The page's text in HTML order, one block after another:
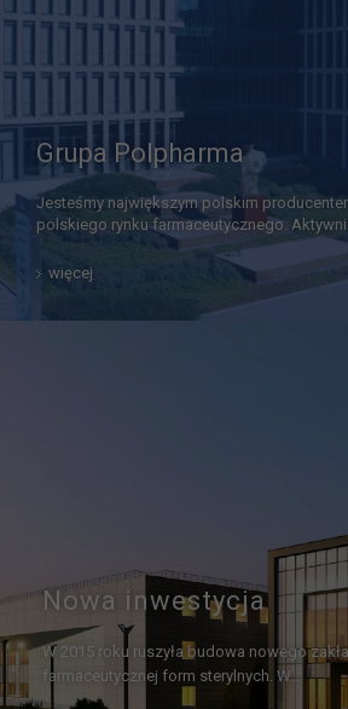
Grupa Polpharma
Jesteśmy największym polskim
polskiego rynku farmaceutycznego.
więcej
Nowa inwestycja
W 2015 roku ruszyła budowa nowego
farmaceutycznej form sterylnych. W…